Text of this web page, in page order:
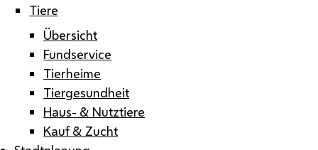
Tiere
Übersicht
Fundservice
Tierheime
Tiergesundheit
Haus- & Nutztiere
Kauf & Zucht